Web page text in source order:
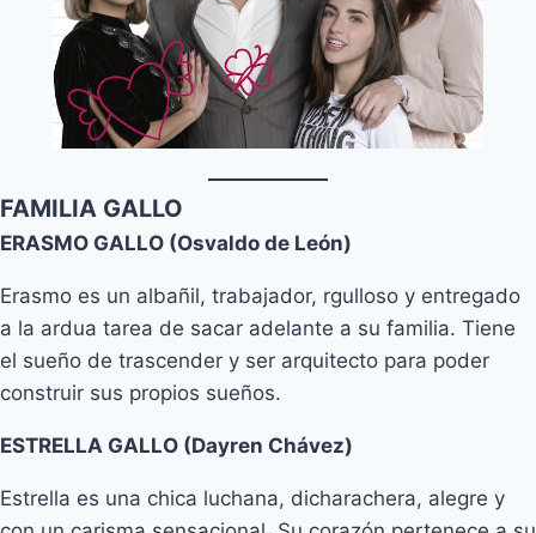
FAMILIA GALLO
ERASMO GALLO (Osvaldo de León)
Erasmo es un albañil, trabajador, rgulloso y entregado
a la ardua tarea de sacar adelante a su familia. Tiene
el sueño de trascender y ser arquitecto para poder
construir sus propios sueños.
ESTRELLA GALLO (Dayren Chávez)
Estrella es una chica luchana, dicharachera, alegre y